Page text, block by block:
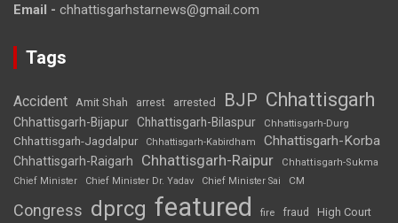
Email - chhattisgarhstarnews@gmail.com
Tags
Accident Amit Shah arrest arrested BJP Chhattisgarh
Chhattisgarh-Bijapur Chhattisgarh-Bilaspur Chhattisgarh-Durg
Chhattisgarh-Jagdalpur Chhattisgarh-Kabirdham Chhattisgarh-Korba
Chhattisgarh-Raigarh Chhattisgarh-Raipur
Chhattisgarh-Sukma
Chief Minister
Chief Minister Dr. Yadav Chief Minister Sai CM
Congress dprcg featured fire fraud High Court